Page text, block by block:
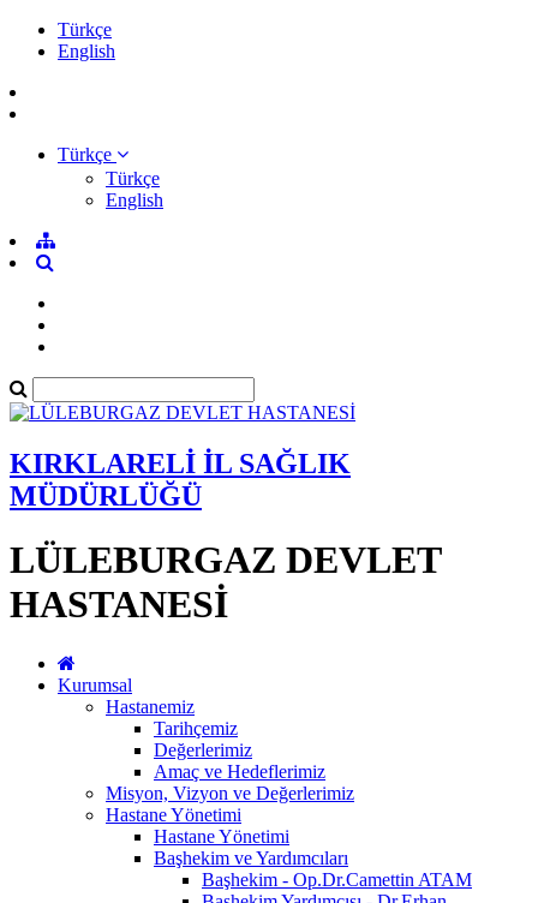
Türkçe
English
Türkçe
Türkçe
English
KIRKLARELİ İL SAĞLIK
MÜDÜRLÜĞÜ
LÜLEBURGAZ DEVLET
HASTANESİ
Kurumsal
Hastanemiz
Tarihçemiz
Değerlerimiz
Amaç ve Hedeflerimiz
Misyon, Vizyon ve Değerlerimiz
Hastane Yönetimi
Hastane Yönetimi
Başhekim ve Yardımcıları
Başhekim - Op.Dr.Camettin ATAM